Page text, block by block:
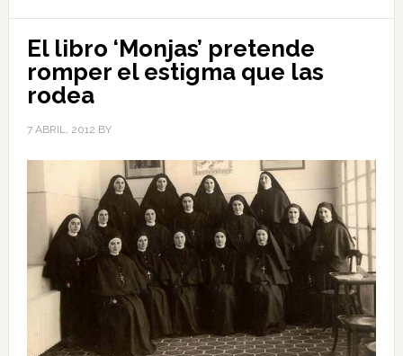
El libro ‘Monjas’ pretende
romper el estigma que las
rodea
7 ABRIL, 2012 BY